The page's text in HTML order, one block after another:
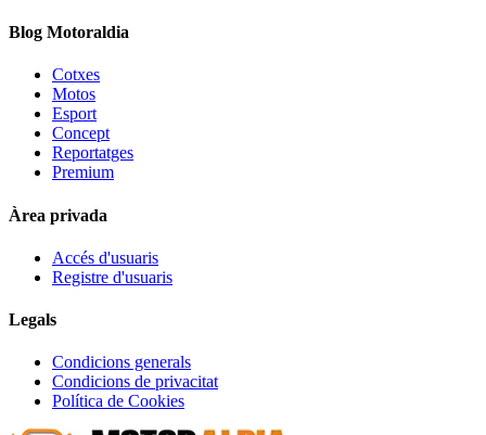
Blog Motoraldia
Cotxes
Motos
Esport
Concept
Reportatges
Premium
Àrea privada
Accés d'usuaris
Registre d'usuaris
Legals
Condicions generals
Condicions de privacitat
Política de Cookies